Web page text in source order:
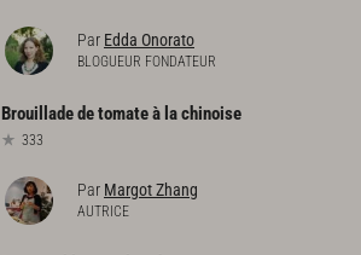
Par Edda Onorato
BLOGUEUR FONDATEUR
Brouilladedetomateà lachinoise
333
Par Margot Zhang
AUTRICE